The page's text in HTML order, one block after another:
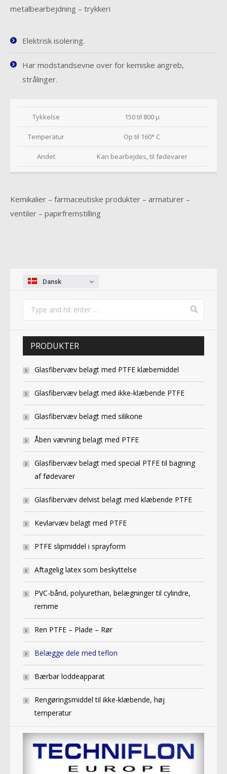
metalbearbejdning – trykkeri
Elektrisk isolering.
Har modstandsevne over for kemiske angreb,
strålinger.
Tykkelse 150 til 800 µ
Temperatur Op til 160° C
Andet Kan bearbejdes, til fødevarer
Kemikalier – farmaceutiske produkter – armaturer –
ventiler – papirfremstilling
Dansk
PRODUKTER
Glasfibervæv belagt med PTFE klæbemiddel
Glasfibervæv belagt med ikke-klæbende PTFE
Glasfibervæv belagt med silikone
Åben vævning belagt med PTFE
Glasfibervæv belagt med special PTFE til bagning
af fødevarer
Glasfibervæv delvist belagt med klæbende PTFE
Kevlarvæv belagt med PTFE
PTFE slipmiddel i sprayform
Aftagelig latex som beskyttelse
PVC-bånd, polyurethan, belægninger til cylindre,
remme
Ren PTFE – Plade – Rør
Belægge dele med teflon
Bærbar loddeapparat
Rengøringsmiddel til ikke-klæbende, høj
temperatur